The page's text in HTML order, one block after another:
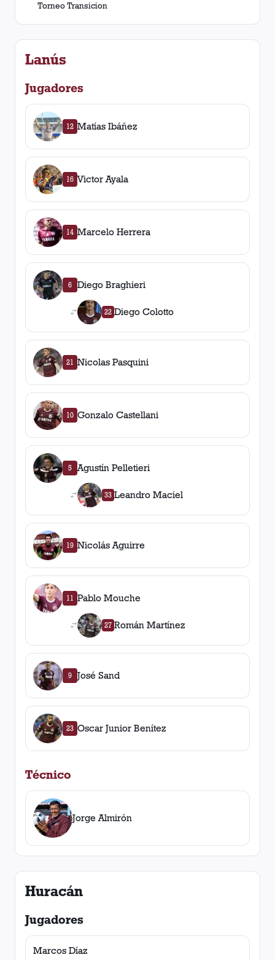
Torneo Transicion
Lanús
Jugadores
12 Matías Ibáñez
16 Victor Ayala
14 Marcelo Herrera
6 Diego Braghieri
22 Diego Colotto
21 Nicolas Pasquini
10 Gonzalo Castellani
5 Agustín Pelletieri
33 Leandro Maciel
19 Nicolás Aguirre
11 Pablo Mouche
27 Román Martínez
9 José Sand
23 Oscar Junior Benítez
Técnico
Jorge Almirón
Huracán
Jugadores
Marcos Díaz